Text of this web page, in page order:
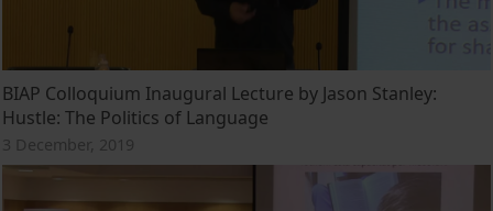
BIAP Colloquium Inaugural Lecture by Jason Stanley:
Hustle: The Politics of Language
3 December, 2019